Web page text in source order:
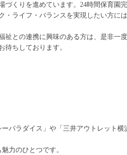
づくりを進めています。24時間保育園
・ライフ・バランスを実現したい方には
祉との連携に興味のある方は、是非一
待ちしております。
パラダイス」や「三井アウトレット横
力のひとつです。